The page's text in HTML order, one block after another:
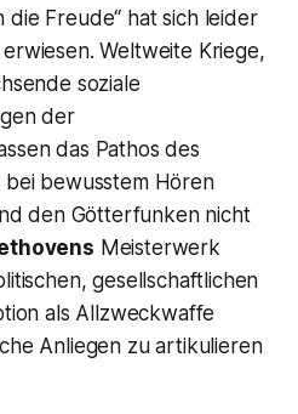
die Freude“ hat sich leider
Weltweite Kriege,
soziale
der
das Pathos des
bei bewusstem Hören
den Götterfunken nicht
Meisterwerk
gesellschaftlichen
als Allzweckwaffe
Anliegen zu artikulieren